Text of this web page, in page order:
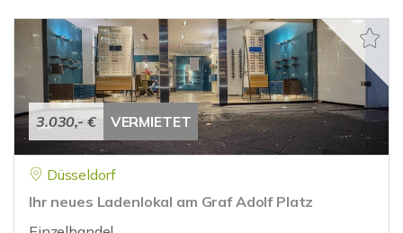
3.030,- € VERMIETET
Düsseldorf
Ihr neues Ladenlokal am Graf Adolf Platz